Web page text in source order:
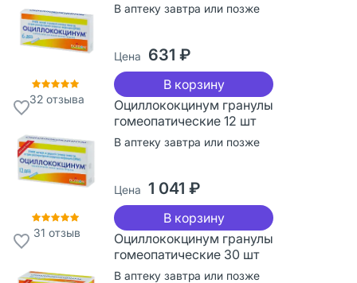
32отзыва
В аптеку завтра или позже
Цена 631 ₽
В корзину
31 отзыв
Оциллококцинум гранулы
гомеопатические 12 шт
В аптеку завтра или позже
Цена 1 041 ₽
В корзину
Оциллококцинум гранулы
гомеопатические 30 шт
В аптеку завтра или позже